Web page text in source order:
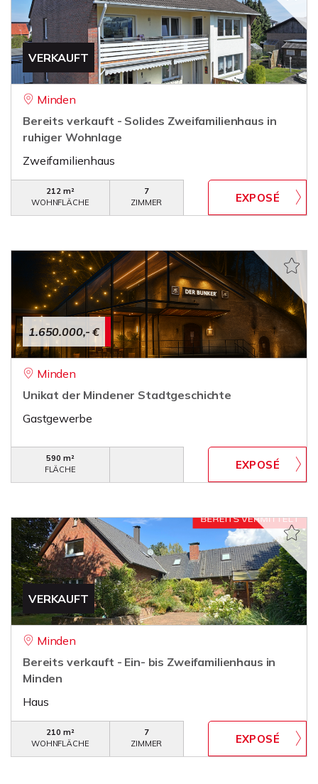
VERKAUFT
Minden
Bereits verkauft - Solides Zweifamilienhaus in
ruhiger Wohnlage
Zweifamilienhaus
212 m²
WOHNFLÄCHE
7
ZIMMER
1.650.000,- €
Minden
Unikat der Mindener Stadtgeschichte
Gastgewerbe
590 m²
FLÄCHE
VERKAUFT
Minden
Bereits verkauft - Ein- bis Zweifamilienhaus in
Minden
Haus
210 m²
WOHNFLÄCHE
7
ZIMMER